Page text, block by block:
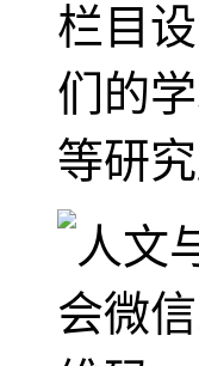
栏目
们的
等研究